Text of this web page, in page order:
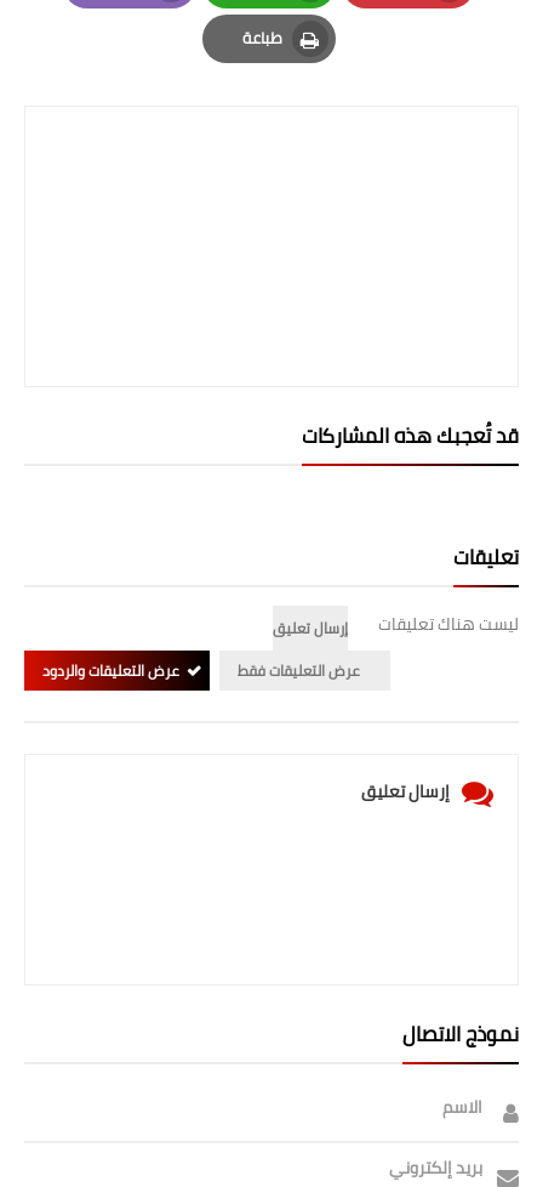
Pinterest
Whatsapp
Email
طباعة
Print
قد تُعجبك هذه المشاركات
تعليقات
ليست هناك تعليقات
إرسال تعليق
عرض التعليقات فقط
عرض التعليقات والردود
إرسال تعليق
نموذج الاتصال
الاسم
بريد إلكتروني